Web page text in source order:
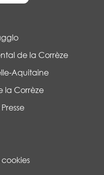
de la Corrèze
Aquitaine
la Corrèze